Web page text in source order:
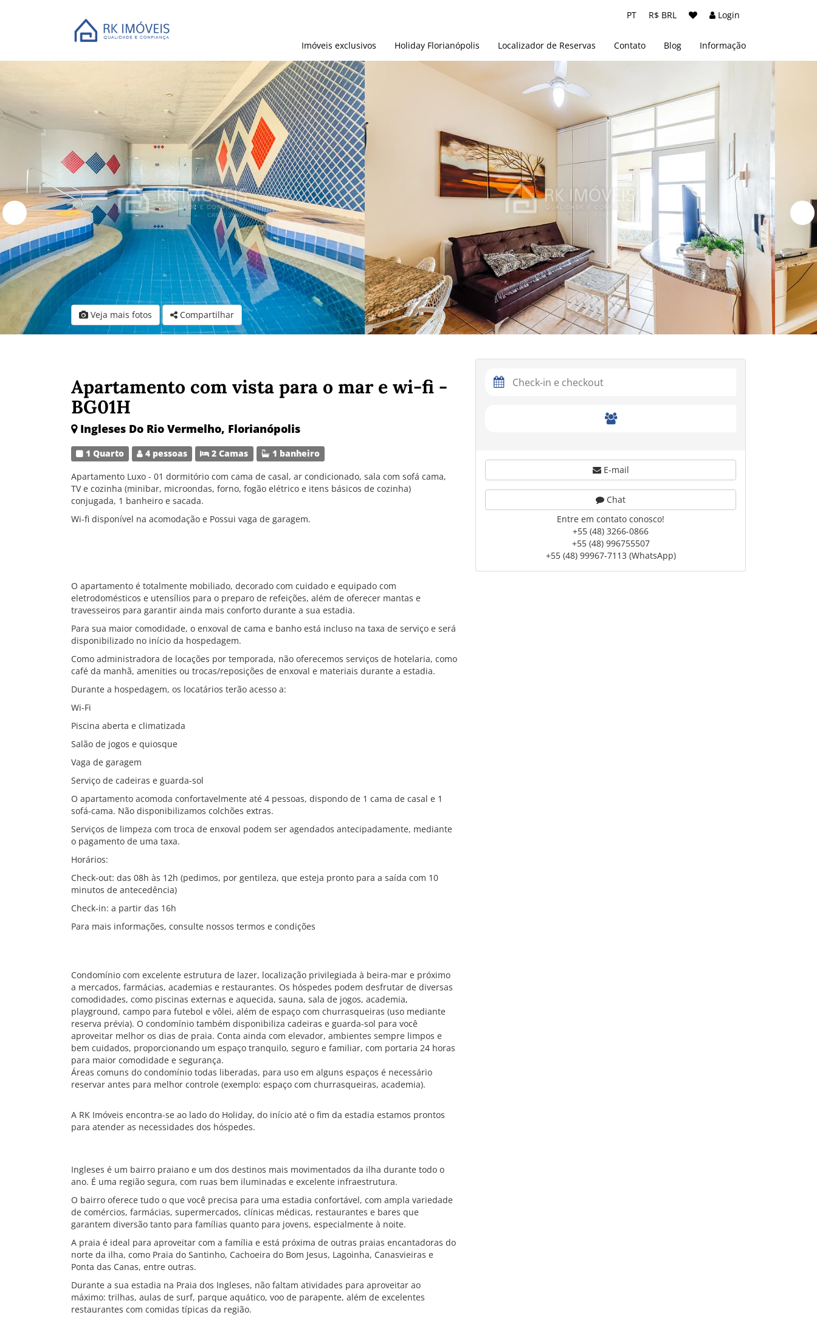
PT R$ BRL Login
Imóveis exclusivos Holiday Florianópolis Localizador de Reservas Contato Blog
Informação
Termos e Condições
Políticas de Privacidade
Veja mais fotos Compartilhar
Apartamento com vista para o mar e wi-fi -
BG01H
Ingleses Do Rio Vermelho, Florianópolis
1 Quarto 4 pessoas 2 Camas 1 banheiro
Apartamento Luxo - 01 dormitório com cama de casal, ar condicionado, sala com sofá cama,
TV e cozinha (minibar, microondas, forno, fogão elétrico e itens básicos de cozinha)
conjugada, 1 banheiro e sacada.
Wi-fi disponível na acomodação e Possui vaga de garagem.
O apartamento é totalmente mobiliado, decorado com cuidado e equipado com
eletrodomésticos e utensílios para o preparo de refeições, além de oferecer mantas e
travesseiros para garantir ainda mais conforto durante a sua estadia.
Para sua maior comodidade, o enxoval de cama e banho está incluso na taxa de serviço e será
disponibilizado no início da hospedagem.
Como administradora de locações por temporada, não oferecemos serviços de hotelaria, como
café da manhã, amenities ou trocas/reposições de enxoval e materiais durante a estadia.
Durante a hospedagem, os locatários terão acesso a:
Wi-Fi
Piscina aberta e climatizada
Salão de jogos e quiosque
Vaga de garagem
Serviço de cadeiras e guarda-sol
O apartamento acomoda confortavelmente até 4 pessoas, dispondo de 1 cama de casal e 1
sofá-cama. Não disponibilizamos colchões extras.
Serviços de limpeza com troca de enxoval podem ser agendados antecipadamente, mediante
o pagamento de uma taxa.
Horários:
Check-out: das 08h às 12h (pedimos, por gentileza, que esteja pronto para a saída com 10
minutos de antecedência)
Check-in: a partir das 16h
Para mais informações, consulte nossos termos e condições
Condomínio com excelente estrutura de lazer, localização privilegiada à beira-mar e próximo
a mercados, farmácias, academias e restaurantes. Os hóspedes podem desfrutar de diversas
comodidades, como piscinas externas e aquecida, sauna, sala de jogos, academia,
playground, campo para futebol e vôlei, além de espaço com churrasqueiras (uso mediante
reserva prévia). O condomínio também disponibiliza cadeiras e guarda-sol para você
aproveitar melhor os dias de praia. Conta ainda com elevador, ambientes sempre limpos e
bem cuidados, proporcionando um espaço tranquilo, seguro e familiar, com portaria 24 horas
para maior comodidade e segurança.
Áreas comuns do condomínio todas liberadas, para uso em alguns espaços é necessário
reservar antes para melhor controle (exemplo: espaço com churrasqueiras, academia).
A RK Imóveis encontra-se ao lado do Holiday, do início até o fim da estadia estamos prontos
para atender as necessidades dos hóspedes.
Ingleses é um bairro praiano e um dos destinos mais movimentados da ilha durante todo o
ano. É uma região segura, com ruas bem iluminadas e excelente infraestrutura.
O bairro oferece tudo o que você precisa para uma estadia confortável, com ampla variedade
de comércios, farmácias, supermercados, clínicas médicas, restaurantes e bares que
garantem diversão tanto para famílias quanto para jovens, especialmente à noite.
A praia é ideal para aproveitar com a família e está próxima de outras praias encantadoras do
norte da ilha, como Praia do Santinho, Cachoeira do Bom Jesus, Lagoinha, Canasvieiras e
Ponta das Canas, entre outras.
Durante a sua estadia na Praia dos Ingleses, não faltam atividades para aproveitar ao
máximo: trilhas, aulas de surf, parque aquático, voo de parapente, além de excelentes
restaurantes com comidas típicas da região.
E-mail
Chat
Entre em contato conosco!
+55 (48) 3266-0866
+55 (48) 996755507
+55 (48) 99967-7113 (WhatsApp)